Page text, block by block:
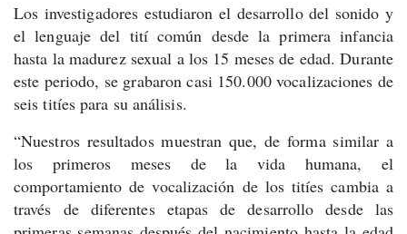
Los investigadores estudiaron el desarrollo del sonido y
el lenguaje del tití común desde la primera infancia
hasta la madurez sexual a los 15 meses de edad. Durante
este periodo, se grabaron casi 150.000 vocalizaciones de
seis titíes para su análisis.
“Nuestros resultados muestran que, de forma similar a
los primeros meses de la vida humana, el
comportamiento de vocalización de los titíes cambia a
través de diferentes etapas de desarrollo desde las